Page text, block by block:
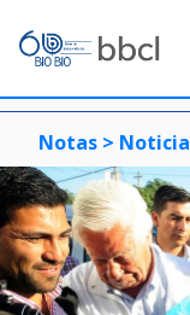
Notas > Noticia